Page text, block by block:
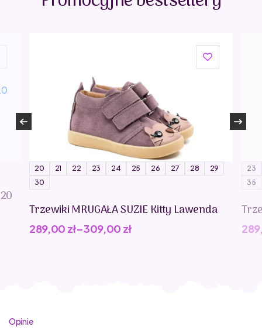
20 21 22 23 24 25 26 27 28
29
30
Trzewiki MRUGAŁA SUZIE Kitty Lawenda
289,00 zł–309,00 zł
23
35
Opinie